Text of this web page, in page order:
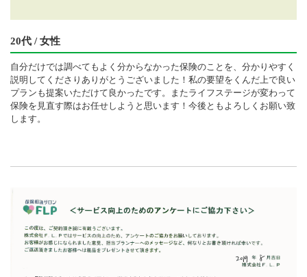
20代 / 女性
自分だけでは調べてもよく分からなかった保険のことを、分かりやすく
説明してくださりありがとうございました！私の要望をくんだ上で良い
プランも提案いただけて良かったです。またライフステージが変わって
保険を見直す際はお任せしようと思います！今後ともよろしくお願い致
します。